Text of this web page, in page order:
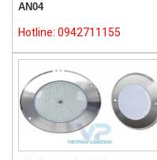
AN04
Hotline: 0942711155